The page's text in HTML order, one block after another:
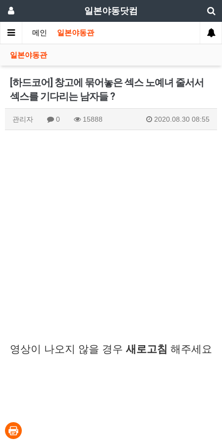
일본야동닷컴
메인 일본야동관
일본야동관
[하드코어] 창고에 묶어놓은 섹스 노예녀 줄서서
섹스를 기다리는 남자들 ?
관리자 0 15888 2020.08.30 08:55
영상이 나오지 않을 경우 새로고침 해주세요